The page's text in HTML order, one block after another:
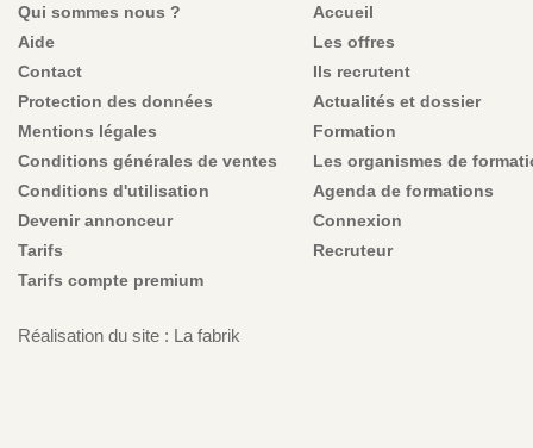
Qui sommes nous ?
Aide
Contact
Protection des données
Mentions légales
Conditions générales de ventes
Conditions d'utilisation
Devenir annonceur
Tarifs
Tarifs compte premium
Accueil
Les offres
Ils recrutent
Actualités et dossier
Formation
Les organismes de
Agenda de formations
Connexion
Recruteur
Réalisation du site : La fabrik